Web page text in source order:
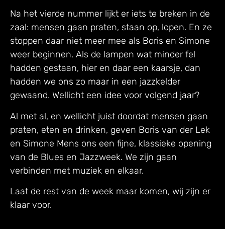
Na het vierde nummer lijkt er iets te breken in de
zaal: mensen gaan praten, staan op, lopen. En ze
stoppen daar niet meer mee als Boris en Simone
weer beginnen. Als de lampen wat minder fel
hadden gestaan, hier en daar een kaarsje, dan
hadden we ons zo maar in een jazzkelder
gewaand. Wellicht een idee voor volgend jaar?
Al met al, en wellicht juist doordat mensen gaan
praten, eten en drinken, geven Boris van der Lek
en Simone Mens ons een fijne, klassieke opening
van de Blues en Jazzweek. We zijn gaan
verbinden met muziek en elkaar.
Laat de rest van de week maar komen, wij zijn er
klaar voor.